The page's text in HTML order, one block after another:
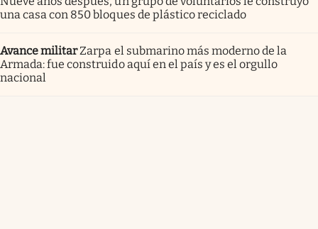
una casa con 850 bloques de plástico reciclado
Avance militarZarpa el submarino más moderno de la
Armada: fue construido aquí en el país y es el orgullo
nacional